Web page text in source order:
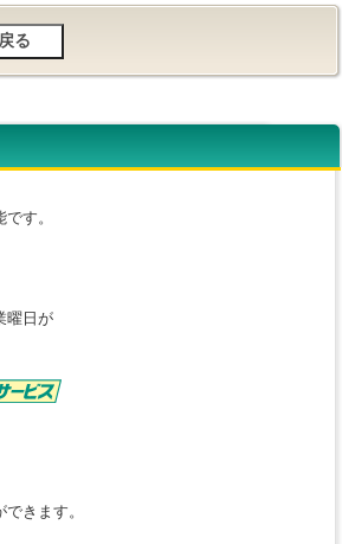
す。
曜日が
きます。